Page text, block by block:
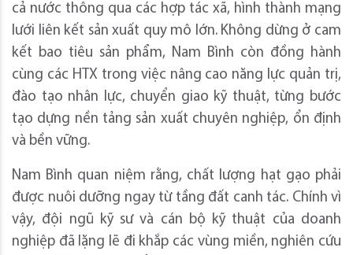
cả nước thông qua các hợp tác xã, hình thành mạng
lưới liên kết sản xuất quy mô lớn. Không dừng ở cam
kết bao tiêu sản phẩm, Nam Bình còn đồng hành
cùng các HTX trong việc nâng cao năng lực quản trị,
đào tạo nhân lực, chuyển giao kỹ thuật, từng bước
tạo dựng nền tảng sản xuất chuyên nghiệp, ổn định
và bền vững.
Nam Bình quan niệm rằng, chất lượng hạt gạo phải
được nuôi dưỡng ngay từ tầng đất canh tác. Chính vì
vậy, đội ngũ kỹ sư và cán bộ kỹ thuật của doanh
nghiệp đã lặng lẽ đi khắp các vùng miền, nghiên cứu